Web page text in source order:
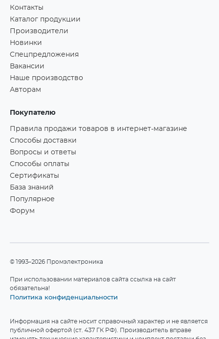
Контакты
Каталог продукции
Производители
Новинки
Спецпредложения
Вакансии
Наше производство
Авторам
Покупателю
Правила продажи товаров в интернет-магазине
Способы доставки
Вопросы и ответы
Способы оплаты
Сертификаты
База знаний
Популярное
Форум
©1993–2026 Промэлектроника
При использовании материалов сайта ссылка на сайт
обязательна!
Политика конфиденциальности
Информация на сайте носит справочный характер и не является
публичной офертой (ст. 437 ГК РФ). Производитель вправе